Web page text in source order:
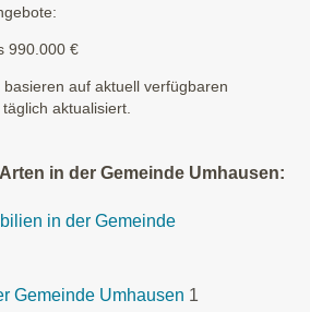
990.000 €
auf aktuell verfügbaren
aktualisiert.
in der Gemeinde Umhausen:
in der Gemeinde
Gemeinde Umhausen 1